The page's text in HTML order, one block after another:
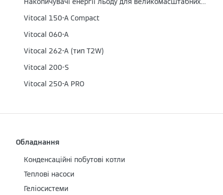
Vitocal 150-A Сompact
Vitocal 060-A
Vitocal 262-A (тип T2W)
Vitocal 200-S
Vitocal 250-A PRO
Обладнання
Конденсаційні побутові котли
Теплові насоси
Геліосистеми